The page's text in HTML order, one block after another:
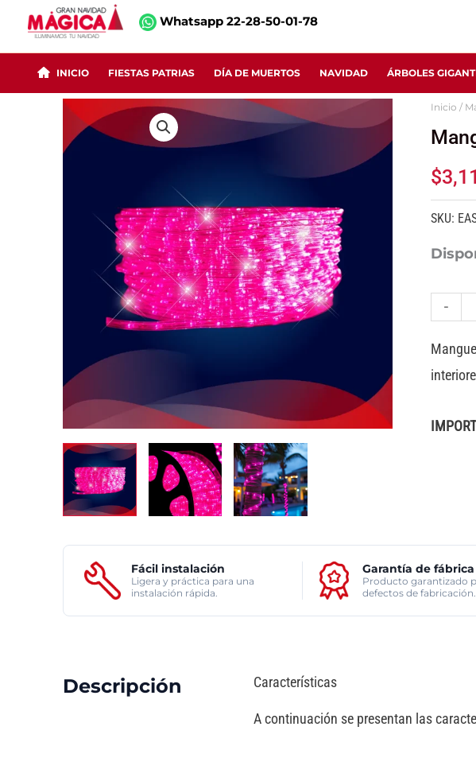
contenido
Whatsapp 22-28-50-01-78
INICIO FIESTAS PATRIAS DÍA DE MUERTOS NAVIDAD ÁRBOLES
Inicio /
$
SKU:
-
LED
100m
Luz
Rosa
Fácil instalación
Ligera y práctica para una
instalación rápida.
Garantía de fábrica
Producto garantizado
defectos de fabricación.
Descripción Características
A continuación se presentan las